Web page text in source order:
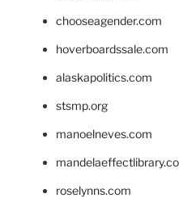
chooseagender.com
hoverboardssale.com
alaskapolitics.com
stsmp.org
manoelneves.com
roselynns.com